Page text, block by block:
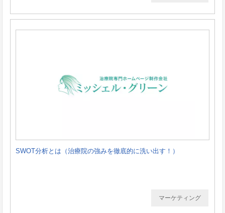
SWOT分析とは（治療院の強みを徹底的に洗い出す！）
マーケティング